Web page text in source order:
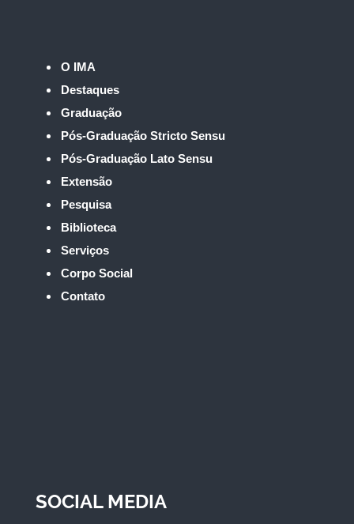
O IMA
Destaques
Graduação
Pós-Graduação Stricto Sensu
Pós-Graduação Lato Sensu
Extensão
Pesquisa
Biblioteca
Serviços
Corpo Social
Contato
SOCIAL MEDIA